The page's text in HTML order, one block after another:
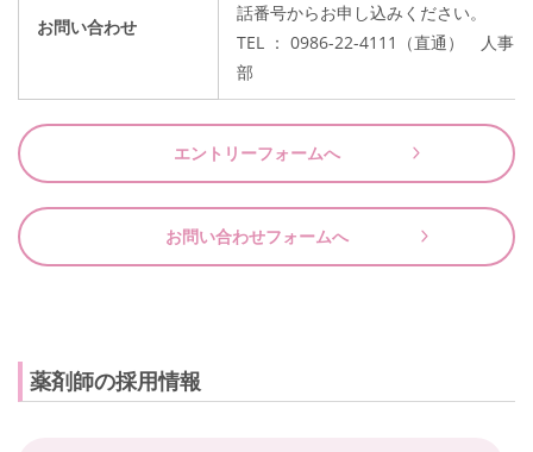
お問い合わせ
話番号からお申し込みください。
TEL ： 0986-22-4111（直通） 人事
部
エントリーフォームへ
お問い合わせフォームへ
薬剤師の採用情報